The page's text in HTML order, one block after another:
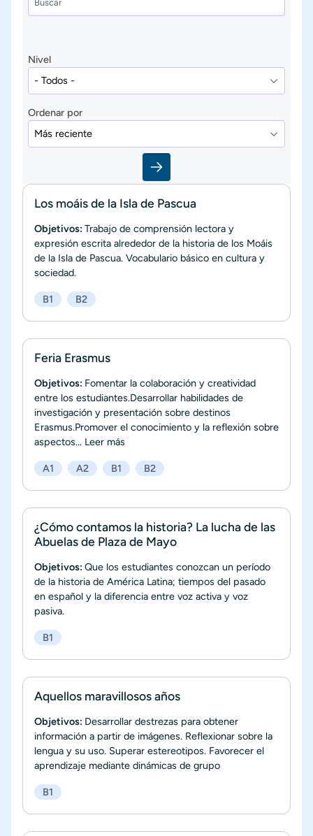
Nivel
Ordenar por
Los moáis de la Isla de Pascua
Objetivos: Trabajo de comprensión lectora y
expresión escrita alrededor de la historia de los Moáis
de la Isla de Pascua. Vocabulario básico en cultura y
sociedad.
B1 B2
Feria Erasmus
Objetivos: Fomentar la colaboración y creatividad
entre los estudiantes.Desarrollar habilidades de
investigación y presentación sobre destinos
Erasmus.Promover el conocimiento y la reflexión sobre
aspectos... Leer más
A1 A2 B1 B2
¿Cómo contamos la historia? La lucha de las
Abuelas de Plaza de Mayo
Objetivos: Que los estudiantes conozcan un período
de la historia de América Latina; tiempos del pasado
en español y la diferencia entre voz activa y voz
pasiva.
B1
Aquellos maravillosos años
Objetivos: Desarrollar destrezas para obtener
información a partir de imágenes. Reflexionar sobre la
lengua y su uso. Superar estereotipos. Favorecer el
aprendizaje mediante dinámicas de grupo
B1